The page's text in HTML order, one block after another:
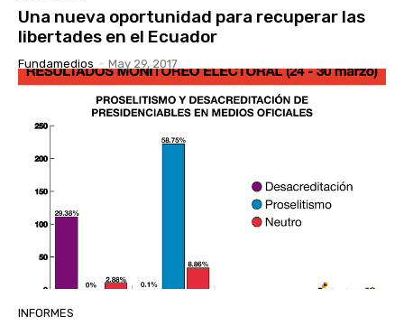
Una nueva oportunidad para recuperar las
libertades en el Ecuador
Fundamedios - May 29, 2017
INFORMES